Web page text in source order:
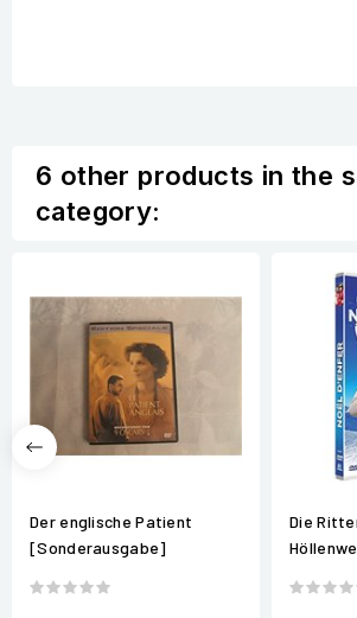
6 other products in the
category:
Der englische Patient
[Sonderausgabe]
Die